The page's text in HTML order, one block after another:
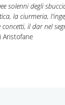
solenni degli
la ciurmeria,
il dar nel
Aristofane